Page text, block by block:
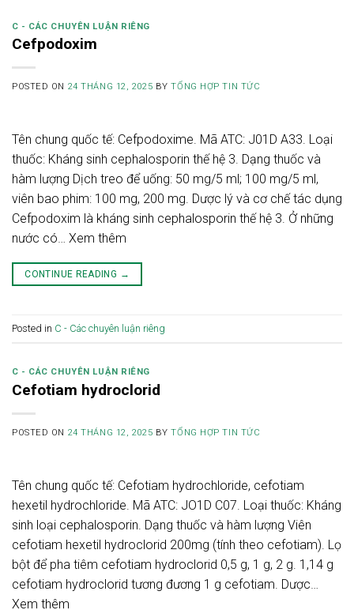
C - CÁC CHUYÊN LUẬN RIÊNG
Cefpodoxim
POSTED ON 24 THÁNG 12, 2025 BYTỔNG HỢP TIN TỨC
Tên chung quốc tế: Cefpodoxime. Mã ATC: J01D A33. Loại
thuốc: Kháng sinh cephalosporin thế hệ 3. Dạng thuốc và
hàm lượng Dịch treo để uống: 50 mg/5 ml; 100 mg/5 ml,
viên bao phim: 100 mg, 200 mg. Dược lý và cơ chế tác dụng
Cefpodoxim là kháng sinh cephalosporin thế hệ 3. Ở những
nước có… Xem thêm
CONTINUE READING →
Posted in C - Các chuyên luận riêng
C - CÁC CHUYÊN LUẬN RIÊNG
Cefotiam hydroclorid
POSTED ON 24 THÁNG 12, 2025 BYTỔNG HỢP TIN TỨC
Tên chung quốc tế: Cefotiam hydrochloride, cefotiam
hexetil hydrochloride. Mã ATC: JO1D C07. Loại thuốc: Kháng
sinh loại cephalosporin. Dạng thuốc và hàm lượng Viên
cefotiam hexetil hydroclorid 200mg (tính theo cefotiam). Lọ
bột để pha tiêm cefotiam hydroclorid 0,5 g, 1 g, 2 g. 1,14 g
cefotiam hydroclorid tương đương 1 g cefotiam. Dược…
Xem thêm